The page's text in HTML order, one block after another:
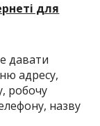
для
давати
адресу,
робочу
назву